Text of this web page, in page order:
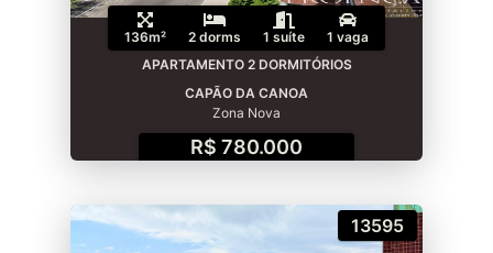
136m² 2 dorms 1 suíte
1 vaga
APARTAMENTO 2 DORMITÓRIOS
CAPÃO DA CANOA
Zona Nova
R$ 780.000
13595